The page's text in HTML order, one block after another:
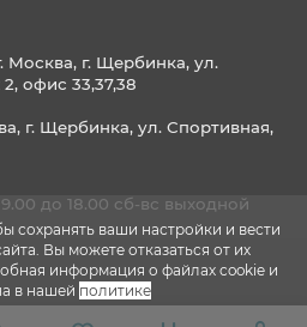
сохранять ваши настройки и вести
Вы можете отказаться от их
информация о файлах cookie и
в нашей политике
Москва, г. Щербинка, ул.
офис 33,37,38
г. Щербинка, ул. Спортивная,
до 18.00 сб-вс выходной